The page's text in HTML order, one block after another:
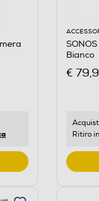
Bianco
€
Ritiro